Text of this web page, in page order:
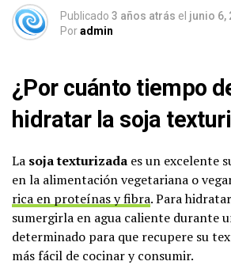
Publicado 3 años atrás el junio 6,
Poradmin
¿Por cuánto tiempo
hidratar la soja
La soja texturizada es un excelente
en la alimentación vegetariana o
rica en proteínas y fibra. Para
sumergirla en agua caliente durante
determinado para que recupere su
más fácil de cocinar y consumir.